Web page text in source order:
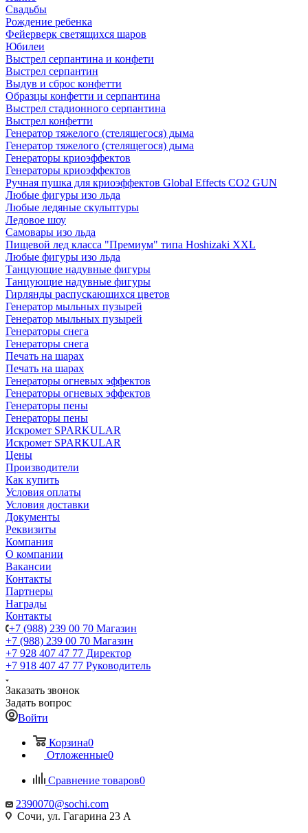
Свадьбы
Рождение ребенка
Фейерверк светящихся шаров
Юбилеи
Выстрел серпантина и конфети
Выстрел серпантин
Выдув и сброс конфетти
Образцы конфетти и серпантина
Выстрел стадионного серпантина
Выстрел конфетти
Генератор тяжелого (стелящегося) дыма
Генератор тяжелого (стелящегося) дыма
Генераторы криоэффектов
Генераторы криоэффектов
Ручная пушка для криоэффектов Global Effects CO2 GUN
Любые фигуры изо льда
Любые ледяные скульптуры
Ледовое шоу
Самовары изо льда
Пищевой лед класса "Премиум" типа Hoshizaki XXL
Любые фигуры изо льда
Танцующие надувные фигуры
Танцующие надувные фигуры
Гирлянды распускающихся цветов
Генератор мыльных пузырей
Генератор мыльных пузырей
Генераторы снега
Генераторы снега
Печать на шарах
Печать на шарах
Генераторы огневых эффектов
Генераторы огневых эффектов
Генераторы пены
Генераторы пены
Искромет SPARKULAR
Искромет SPARKULAR
Цены
Производители
Как купить
Условия оплаты
Условия доставки
Документы
Реквизиты
Компания
О компании
Вакансии
Контакты
Партнеры
Награды
Контакты
+7 (988) 239 00 70 Магазин
+7 (988) 239 00 70 Магазин
+7 928 407 47 77 Директор
+7 918 407 47 77 Руководитель
Заказать звонок
Задать вопрос
Войти
Корзина0
Отложенные0
Сравнение товаров0
2390070@sochi.com
Сочи, ул. Гагарина 23 А